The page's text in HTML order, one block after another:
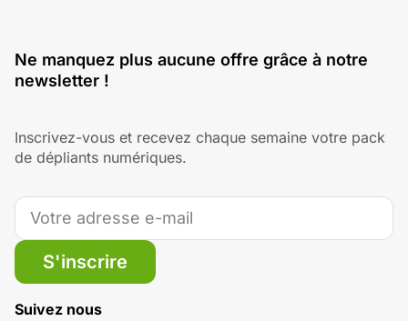
Ne manquez plus aucune offre grâce à notre
newsletter !
Inscrivez-vous et recevez chaque semaine votre pack
de dépliants numériques.
S'inscrire
Suivez nous